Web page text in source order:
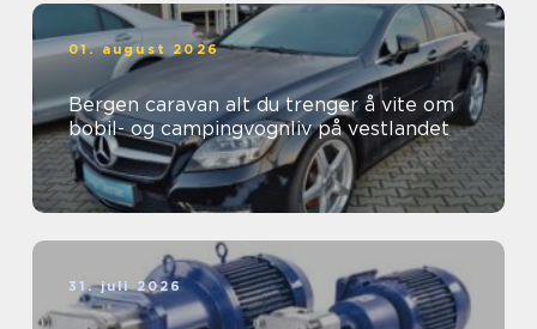
01. august 2026
Bergen caravan alt du trenger å vite om
bobil- og campingvognliv på vestlandet
31. juli 2026